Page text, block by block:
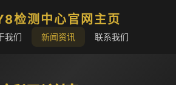
检测中心官网主页
我们 新闻资讯 联系我们